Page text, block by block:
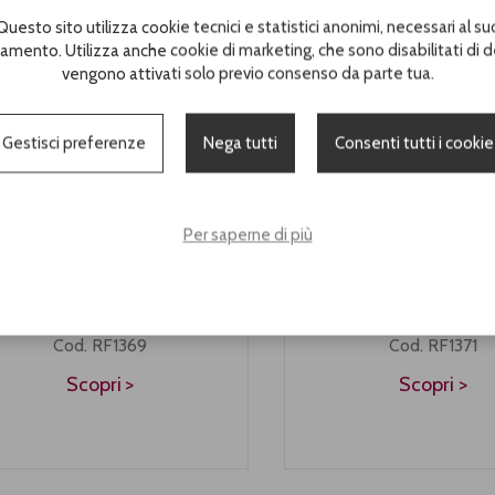
Cod. RF1369
Scopri
Cod. RF1371
Scopri
sito utilizza cookie tecnici e statistici anonimi, necessari al
Utilizza anche cookie di marketing, che sono disabilitati di
vengono attivati solo previo consenso da parte tua.
Gestisci preferenze Nega tutti Consenti tutti i cookie
Per saperne di più